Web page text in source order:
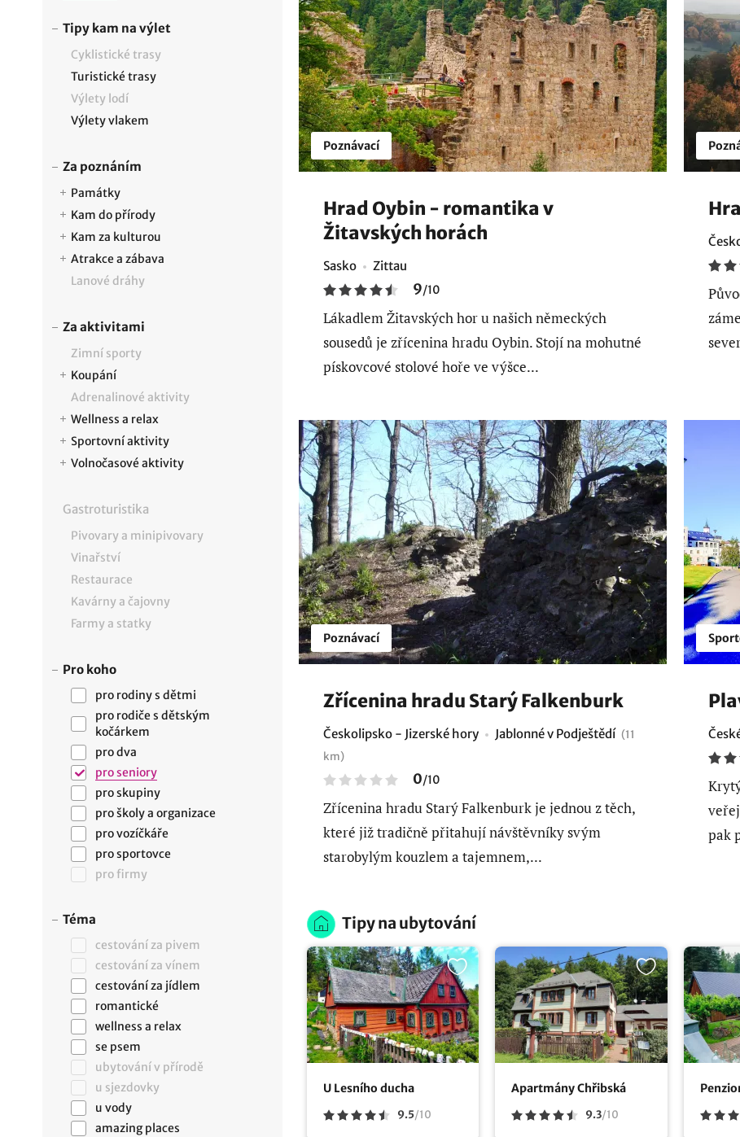
Tipy kam na výlet
Cyklistické trasy
Turistické trasy
Výlety lodí
Výlety vlakem
Za poznáním
Památky
Kam do přírody
Kam za kulturou
Atrakce a zábava
Lanové dráhy
Za aktivitami
Zimní sporty
Koupání
Adrenalinové aktivity
Wellness a relax
Sportovní aktivity
Volnočasové aktivity
Gastroturistika
Pivovary a minipivovary
Vinařství
Restaurace
Kavárny a čajovny
Farmy a statky
Pro koho
pro rodiny s dětmi
pro rodiče s dětským
kočárkem
pro dva
pro seniory
pro skupiny
pro školy a organizace
pro vozíčkáře
pro sportovce
pro firmy
Téma
cestování za pivem
cestování za vínem
cestování za jídlem
romantické
wellness a relax
se psem
ubytování v přírodě
u sjezdovky
u vody
amazing places
Poznávací
Hrad Oybin - romantika v
Žitavských horách
Sasko Zittau
9/10
Lákadlem Žitavských hor u našich německých
sousedů je zřícenina hradu Oybin. Stojí na mohutné
pískovcové stolové hoře ve výšce...
Poznávací
Zřícenina hradu Starý Falkenburk
Českolipsko - Jizerské hory Jablonné v Podještědí (11
km)
0/10
Zřícenina hradu Starý Falkenburk je jednou z těch,
které již tradičně přitahují návštěvníky svým
starobylým kouzlem a tajemnem,...
pak
Tipy na ubytování
U Lesního ducha
9.5/10
Apartmány Chřibská
9.3/10